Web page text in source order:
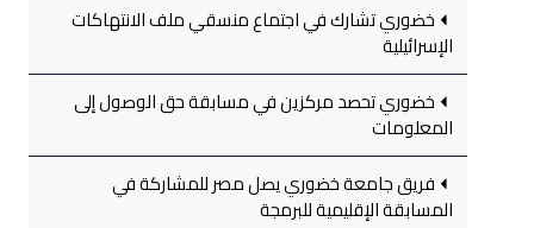
خضوري تشارك في اجتماع منسقي ملف الانتهاكات
الإسرائيلية
خضوري تحصد مركزين في مسابقة حق الوصول إلى
المعلومات
فريق جامعة خضوري يصل مصر للمشاركة في
المسابقة الإقليمية للبرمجة